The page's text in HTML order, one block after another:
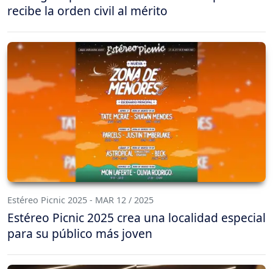
recibe la orden civil al mérito
Estéreo Picnic 2025 - MAR 12 / 2025
Estéreo Picnic 2025 crea una localidad especial
para su público más joven